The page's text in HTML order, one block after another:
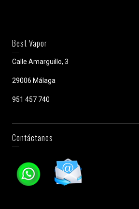
Best Vapor
Calle Amarguillo, 3
29006 Málaga
951 457 740
Contáctanos